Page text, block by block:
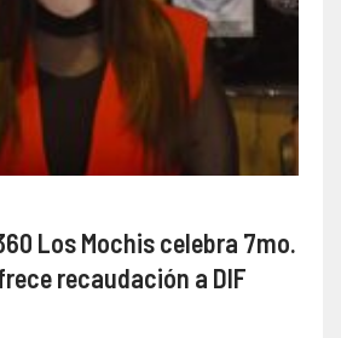
Los Mochis celebra 7mo.
recaudación a DIF